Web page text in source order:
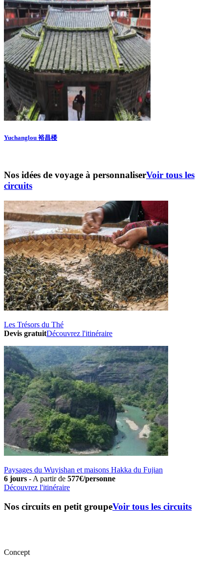
Yuchanglou 裕昌楼
Nos idées de voyage à personnaliserVoir tous les
circuits
Les Trésors du Thé
Devis gratuitDécouvrez l'itinéraire
Paysages du Wuyishan et maisons Hakka du Fujian
6 jours - A partir de 577€/personne
Découvrez l'itinéraire
Nos circuits en petit groupeVoir tous les circuits
Concept